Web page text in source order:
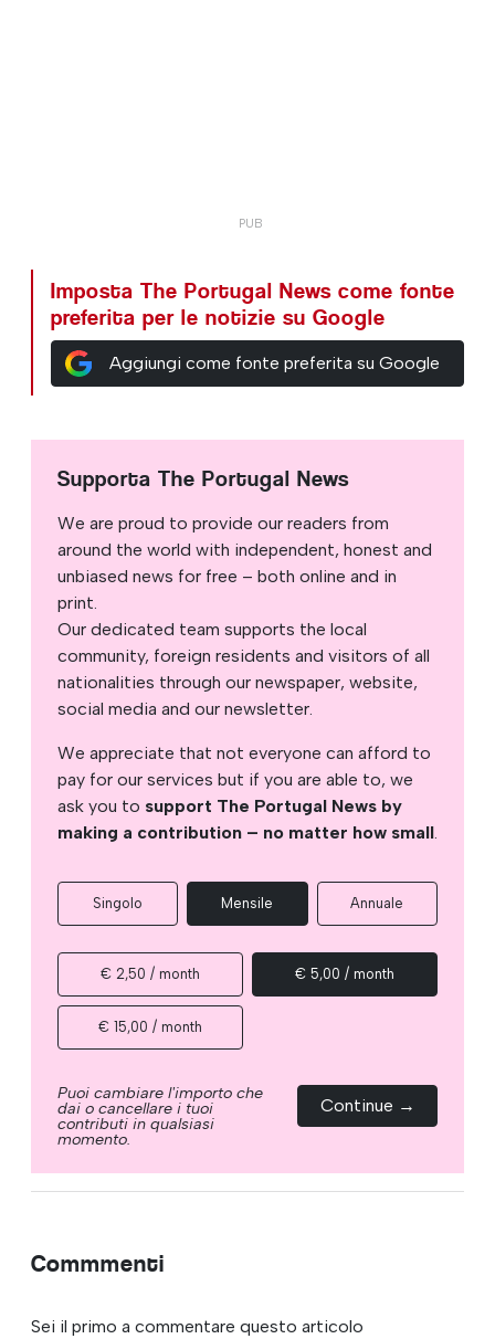
Imposta The Portugal News come fonte
preferita per le notizie su Google
Aggiungi come fonte preferita su Google
Supporta The Portugal News
We are proud to provide our readers from
around the world with independent, honest and
unbiased news for free – both online and in
print.
Our dedicated team supports the local
community, foreign residents and visitors of all
nationalities through our newspaper, website,
social media and our newsletter.
We appreciate that not everyone can afford to
pay for our services but if you are able to, we
ask you to support The Portugal News by
making a contribution – no matter how small.
Singolo Mensile Annuale
€ 2,50 / month € 5,00 / month
€ 15,00 / month
Puoi cambiare l'importo che
dai o cancellare i tuoi
contributi in qualsiasi
momento.
Continue →
Commmenti
Sei il primo a commentare questo articolo